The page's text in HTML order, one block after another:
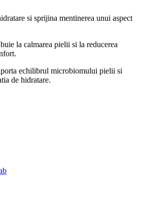
si sprijina mentinerea unui aspect
la calmarea pielii si la reducerea
echilibrul microbiomului pielii si
de hidratare.